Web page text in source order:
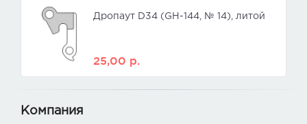
Дропаут D34 (GH-144, № 14), литой
25,00 р.
Компания